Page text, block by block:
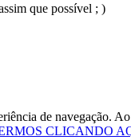
que possível ; )
de navegação.
CLICANDO